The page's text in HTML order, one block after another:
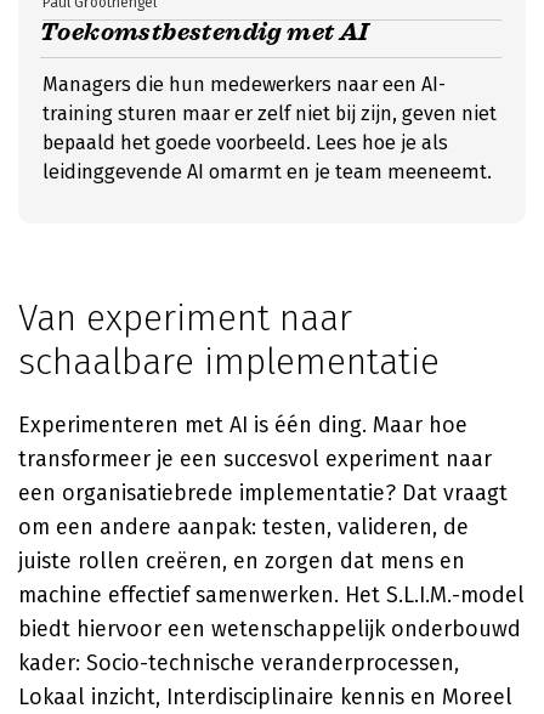
Toekomstbestendig met AI
Managers die hun medewerkers naar een AI-
training sturen maar er zelf niet bij zijn, geven niet
bepaald het goede voorbeeld. Lees hoe je als
leidinggevende AI omarmt en je team meeneemt.
Van experiment naar
schaalbare implementatie
Experimenteren met AI is één ding. Maar hoe
transformeer je een succesvol experiment naar
een organisatiebrede implementatie? Dat vraagt
om een andere aanpak: testen, valideren, de
juiste rollen creëren, en zorgen dat mens en
machine effectief samenwerken. Het S.L.I.M.-model
biedt hiervoor een wetenschappelijk onderbouwd
kader: Socio-technische veranderprocessen,
Lokaal inzicht, Interdisciplinaire kennis en Moreel